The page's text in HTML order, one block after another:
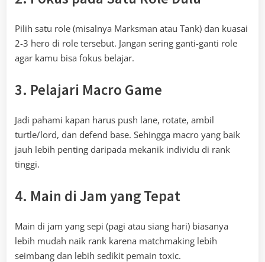
Pilih satu role (misalnya Marksman atau Tank) dan kuasai
2-3 hero di role tersebut. Jangan sering ganti-ganti role
agar kamu bisa fokus belajar.
3. Pelajari Macro Game
Jadi pahami kapan harus push lane, rotate, ambil
turtle/lord, dan defend base. Sehingga macro yang baik
jauh lebih penting daripada mekanik individu di rank
tinggi.
4. Main di Jam yang Tepat
Main di jam yang sepi (pagi atau siang hari) biasanya
lebih mudah naik rank karena matchmaking lebih
seimbang dan lebih sedikit pemain toxic.